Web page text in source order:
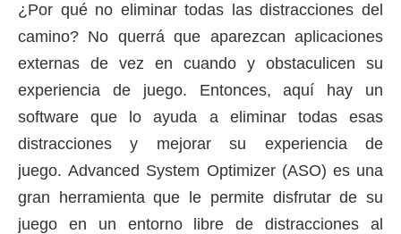
¿Por qué no eliminar todas las distracciones del
camino? No querrá que aparezcan aplicaciones
externas de vez en cuando y obstaculicen su
experiencia de juego. Entonces, aquí hay un
software que lo ayuda a eliminar todas esas
distracciones y mejorar su experiencia de
juego.Advanced System Optimizer (ASO) es una
gran herramienta que le permite disfrutar de su
juego en un entorno libre de distracciones al